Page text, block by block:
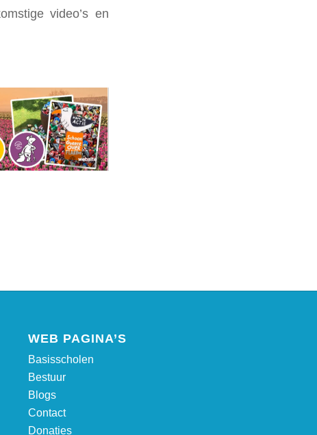
video’s en
WEB PAGINA’S
Basisscholen
Bestuur
Blogs
Contact
Donaties